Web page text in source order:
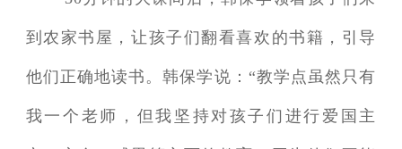
到农家书屋，让孩子们翻看喜欢的书籍，引导
他们正确地读书。韩保学说：“教学点虽然只有
我一个老师，但我坚持对孩子们进行爱国主